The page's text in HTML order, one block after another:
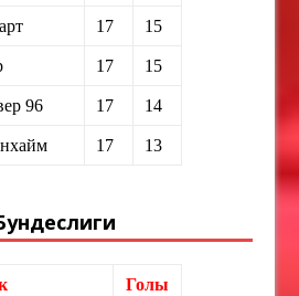
17 15
17 15
96 17 14
17 13
Голы